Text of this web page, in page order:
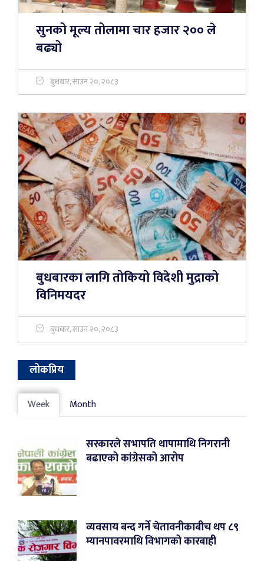
सुनको मूल्य तोलामा चार हजार २०० ले
बढ्यो
बुधबार, साउन २०, २०८३
बुधबारका लागि तोकियो विदेशी मुद्राको
विनिमयदर
बुधबार, साउन २०, २०८३
लोकप्रिय
Week Month
सरकारले सभापति थापामाथि निगरानी
बढाएको कांग्रेसको आरोप
व्यवसाय बन्द गर्ने चेतावनीकाबीच थप ८९
म्यानपावरमाथि विभागको कारबाही